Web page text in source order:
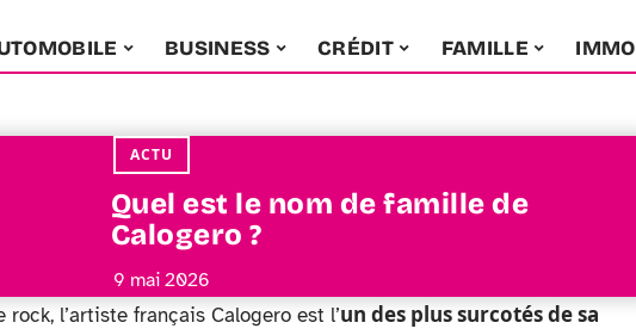
BUSINESS CRÉDIT FAMILLE IMMO
ACTU
Quel est le nom de famille de
Calogero ?
9 mai 2026
l’artiste français Calogero est l’un des plus surcotés de sa